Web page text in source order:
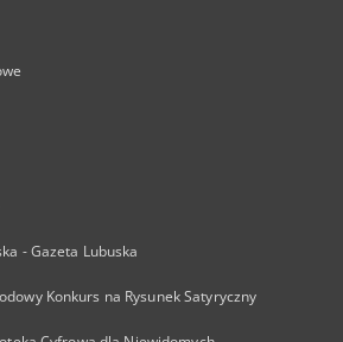
- Gazeta Lubuska
Konkurs na Rysunek Satyryczny